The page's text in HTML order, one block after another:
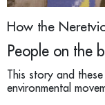
How the
People on the
This story and
environmental